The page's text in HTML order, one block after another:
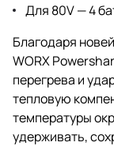
Для 80V — 4
Благодаря
WORX
перегрева и
тепловую
температуры
удерживать,